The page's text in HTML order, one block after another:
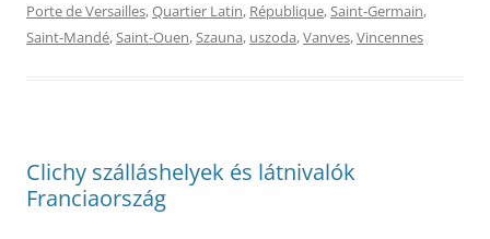
Porte de Versailles,Quartier Latin, République,Saint-Germain,
Saint-Mandé,Saint-Ouen,Szauna, uszoda,Vanves,Vincennes
Clichy szálláshelyek és látnivalók
Franciaország